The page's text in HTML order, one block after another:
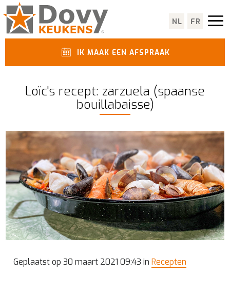
NL FR
IK MAAK EEN AFSPRAAK
Loïc's recept: zarzuela (spaanse
bouillabaisse)
Geplaatst op 30 maart 2021 09:43 inRecepten